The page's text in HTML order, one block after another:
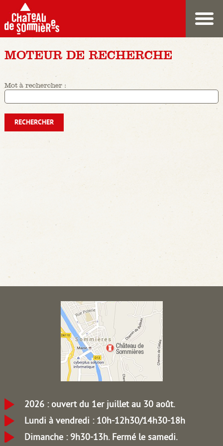
MOTEUR DE RECHERCHE
Mot à rechercher :
2026 : ouvert du 1er juillet au 30 août.
Lundi à vendredi : 10h-12h30/14h30-18h
Dimanche : 9h30-13h. Fermé le samedi.